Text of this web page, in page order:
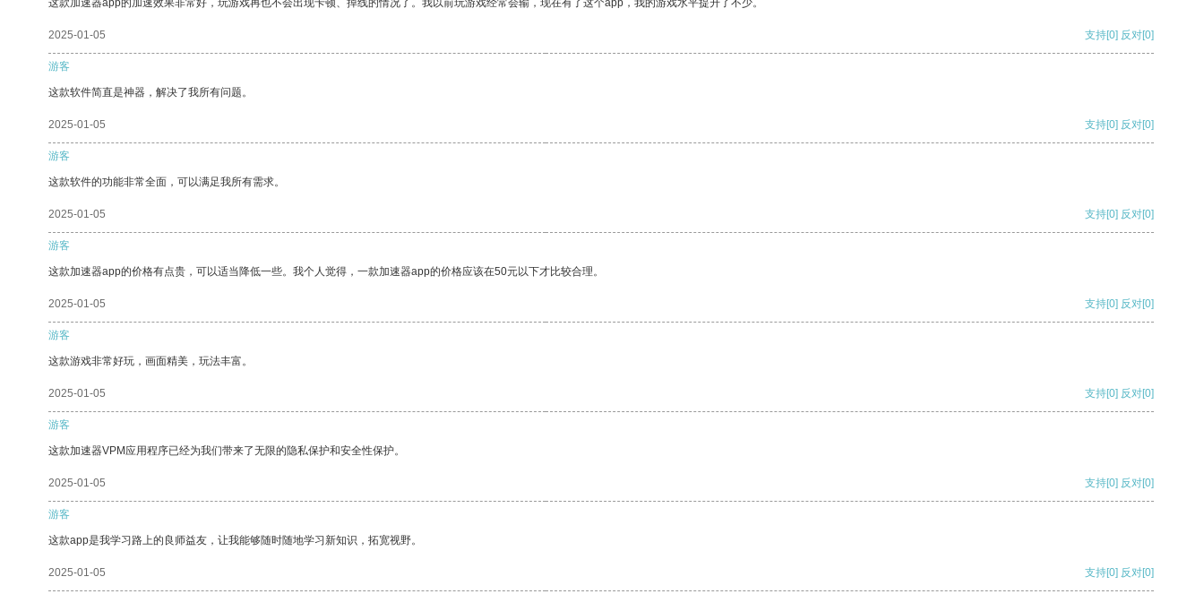
这款加速器app的加速效果非常好，玩游戏再也不会出现卡顿、掉线的情况了。我以前玩游戏经常会输，现在有了这个app，我的游戏水平提升了不少。
2025-01-05 支持[0] 反对[0]
游客
这款软件简直是神器，解决了我所有问题。
2025-01-05 支持[0] 反对[0]
游客
这款软件的功能非常全面，可以满足我所有需求。
2025-01-05 支持[0] 反对[0]
游客
这款加速器app的价格有点贵，可以适当降低一些。我个人觉得，一款加速器app的价格应该在50元以下才比较合理。
2025-01-05 支持[0] 反对[0]
游客
这款游戏非常好玩，画面精美，玩法丰富。
2025-01-05 支持[0] 反对[0]
游客
这款加速器VPM应用程序已经为我们带来了无限的隐私保护和安全性保护。
2025-01-05 支持[0] 反对[0]
游客
这款app是我学习路上的良师益友，让我能够随时随地学习新知识，拓宽视野。
2025-01-05 支持[0] 反对[0]